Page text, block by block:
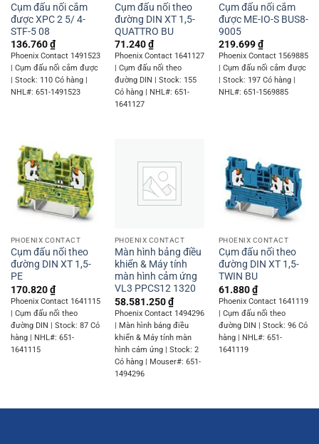
Cụm đấu nối cắm
được XPC 2 5/ 4-
STF-5 08
136.760₫
Phoenix Contact 1491523
| Cụm đấu nối cắm được
| Stock: 110 Có hàng |
NHL#: 651-1491523
Cụm đấu nối theo
đường DIN XT 1,5-
QUATTRO BU
71.240₫
Phoenix Contact 1641127
| Cụm đấu nối theo
đường DIN | Stock: 155
Có hàng | NHL#: 651-
1641127
Cụm đấu nối cắm
được ME-IO-S BUS8-
9005
219.699₫
Phoenix Contact 1569885
| Cụm đấu nối cắm được
| Stock: 197 Có hàng |
NHL#: 651-1569885
PHOENIX CONTACT
Cụm đấu nối theo
đường DIN XT 1,5-
PE
170.820₫
Phoenix Contact 1641115
| Cụm đấu nối theo
đường DIN | Stock: 87 Có
hàng | NHL#: 651-
1641115
PHOENIX CONTACT
Màn hình bảng điều
khiển & Máy tính
màn hình cảm ứng
VL3 PPCS12 1320
58.581.250₫
Phoenix Contact 1494296
| Màn hình bảng điều
khiển & Máy tính màn
hình cảm ứng | Stock: 2
Có hàng | Mouser#: 651-
1494296
PHOENIX CONTACT
Cụm đấu nối theo
đường DIN XT 1,5-
TWIN BU
61.880₫
Phoenix Contact 1641119
| Cụm đấu nối theo
đường DIN | Stock: 96 Có
hàng | NHL#: 651-
1641119